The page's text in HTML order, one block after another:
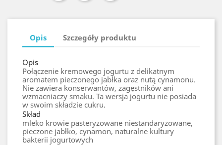
Opis Szczegóły produktu
Opis
Połączenie kremowego jogurtu z delikatnym
aromatem pieczonego jabłka oraz nutą cynamonu.
Nie zawiera konserwantów, zagęstników ani
wzmacniaczy smaku. Ta wersja jogurtu nie posiada
w swoim składzie cukru.
Skład
mleko krowie pasteryzowane niestandaryzowane,
pieczone jabłko, cynamon, naturalne kultury
bakterii jogurtowych